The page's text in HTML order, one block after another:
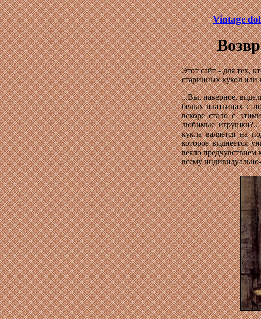
Vintage
Этот сайт - для тех,
старинных кукол или
...Вы, наверное,
белых платьицах с
вскоре стало с
любимые игрушки?..
кукла валяется на
которое виднеется
веяло
всему